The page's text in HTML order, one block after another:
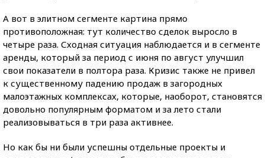
А вот в элитном сегменте картина прямо
противоположная: тут количество сделок выросло в
четыре раза. Сходная ситуация наблюдается и в сегменте
аренды, который за период с июня по август улучшил
свои показатели в полтора раза. Кризис также не привел
к существенному падению продаж в загородных
малоэтажных комплексах, которые, наоборот, становятся
довольно популярным форматом и за лето стали
реализовываться в три раза активнее.
Но как бы ни были успешны отдельные проекты и